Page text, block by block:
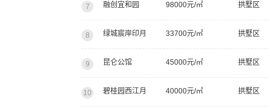
7 融创宜和园 98000元/㎡ 拱墅区
8 绿城宸岸印月 33700元/㎡ 拱墅区
9 昆仑公馆 45000元/㎡ 拱墅区
10 碧桂园西江月 40000元/㎡ 拱墅区